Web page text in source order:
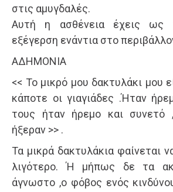
στις αμυγδαλές.
Αυτή η ασθένεια έχεις ως
εξέγερση ενάντια στο
ΑΔΗΜΟΝΙΑ
<< Το μικρό μου δακτυλάκι μου
κάποτε οι γιαγιάδες .Ήταν
τους ήταν ήρεμο και συνετό
ήξεραν >> .
Τα μικρά δακτυλάκια φαίνεται
λιγότερο. Ή μήπως δε τα
άγνωστο ,ο φόβος ενός